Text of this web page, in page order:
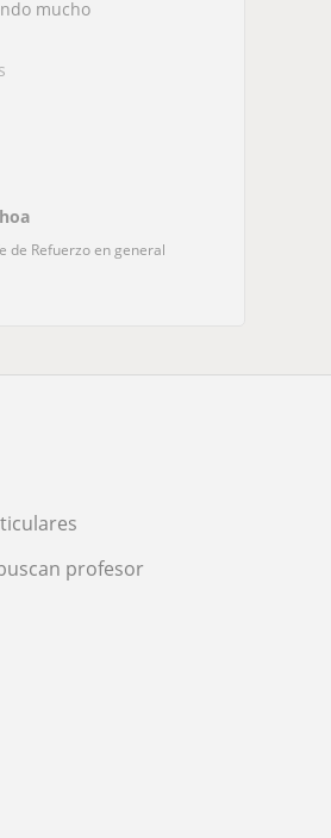
mucho
de Refuerzo en general
profesor